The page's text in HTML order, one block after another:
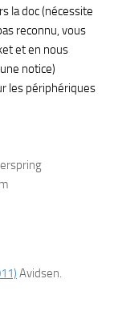
la doc (nécessite
reconnu, vous
et en nous
notice)
les périphériques
Avidsen.